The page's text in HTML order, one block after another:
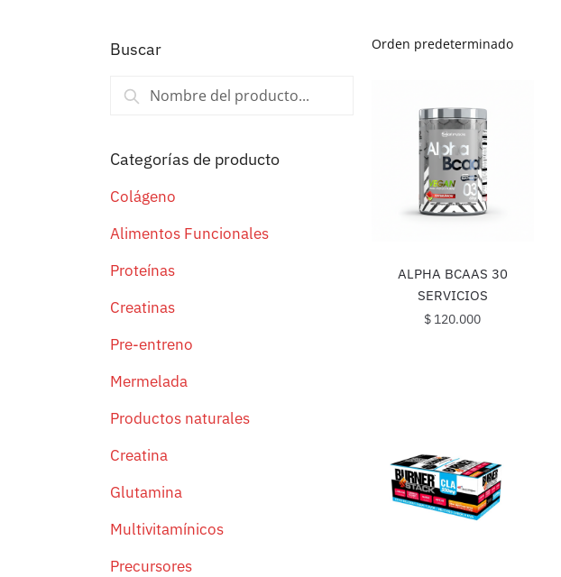
Buscar
Buscar
Categorías de producto
Colágeno
Alimentos Funcionales
Proteínas
Creatinas
Pre-entreno
Mermelada
Productos naturales
Creatina
Glutamina
Multivitamínicos
Precursores
ALPHA BCAAS 30
SERVICIOS
$ 120.000